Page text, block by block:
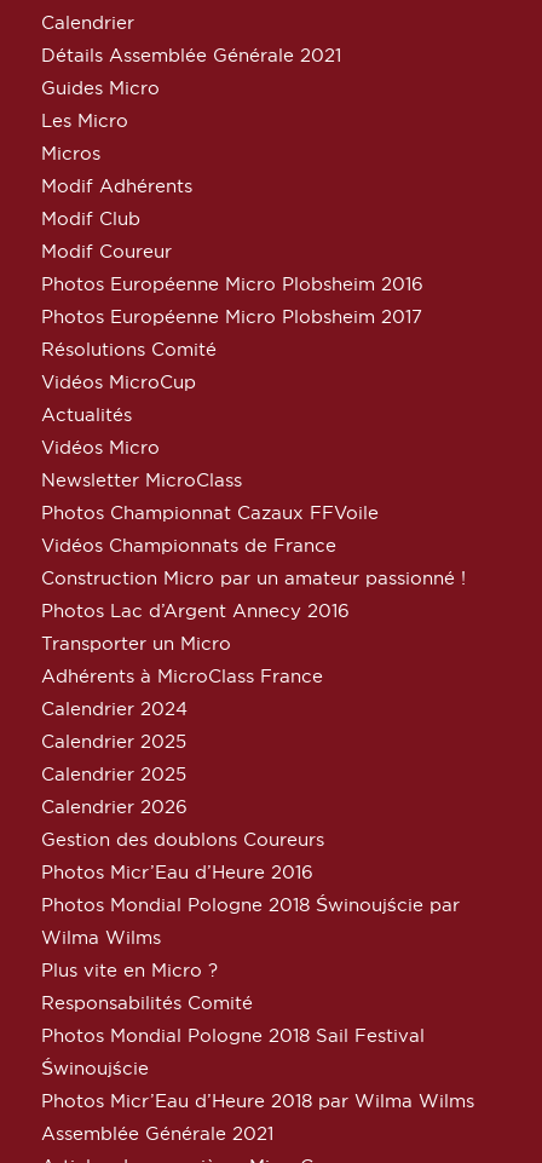
Calendrier
Détails Assemblée Générale 2021
Guides Micro
Les Micro
Micros
Modif Adhérents
Modif Club
Modif Coureur
Photos Européenne Micro Plobsheim 2016
Photos Européenne Micro Plobsheim 2017
Résolutions Comité
Vidéos MicroCup
Actualités
Vidéos Micro
Newsletter MicroClass
Photos Championnat Cazaux FFVoile
Vidéos Championnats de France
Construction Micro par un amateur passionné !
Photos Lac d’Argent Annecy 2016
Transporter un Micro
Adhérents à MicroClass France
Calendrier 2024
Calendrier 2025
Calendrier 2025
Calendrier 2026
Gestion des doublons Coureurs
Photos Micr’Eau d’Heure 2016
Photos Mondial Pologne 2018 Świnoujście par
Wilma Wilms
Plus vite en Micro ?
Responsabilités Comité
Photos Mondial Pologne 2018 Sail Festival
Świnoujście
Photos Micr’Eau d’Heure 2018 par Wilma Wilms
Assemblée Générale 2021